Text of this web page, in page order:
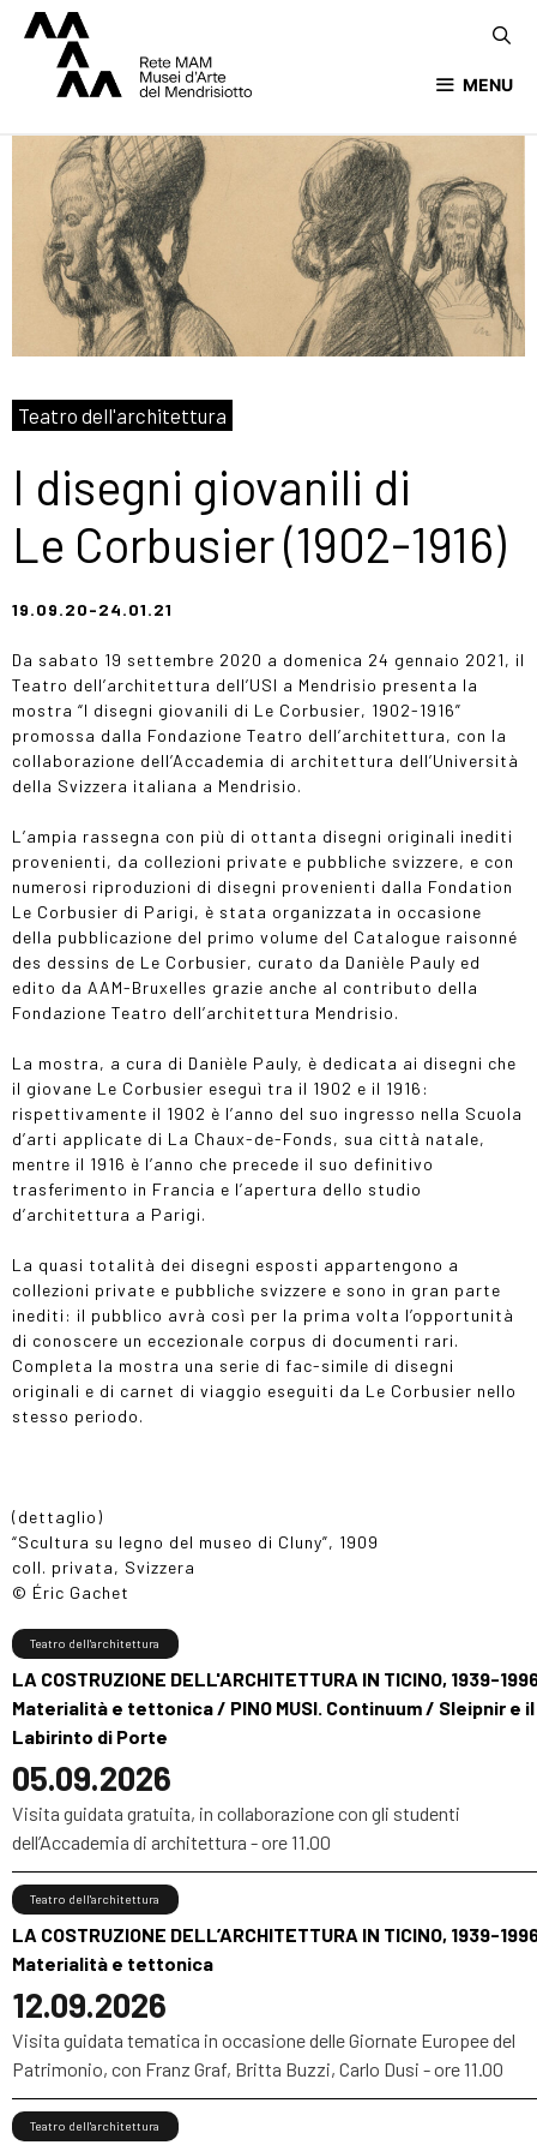
MENU
Teatro dell'architettura
I disegni giovanili di
Le Corbusier (1902-1916)
19.09.20-24.01.21
Da sabato 19 settembre 2020 a domenica 24 gennaio 2021, il
Teatro dell’architettura dell’USI a Mendrisio presenta la
mostra “I disegni giovanili di Le Corbusier, 1902-1916”
promossa dalla Fondazione Teatro dell’architettura, con la
collaborazione dell’Accademia di architettura dell’Università
della Svizzera italiana a Mendrisio.
L’ampia rassegna con più di ottanta disegni originali inediti
provenienti, da collezioni private e pubbliche svizzere, e con
numerosi riproduzioni di disegni provenienti dalla Fondation
Le Corbusier di Parigi, è stata organizzata in occasione
della pubblicazione del primo volume del Catalogue raisonné
des dessins de Le Corbusier, curato da Danièle Pauly ed
edito da AAM-Bruxelles grazie anche al contributo della
Fondazione Teatro dell’architettura Mendrisio.
La mostra, a cura di Danièle Pauly, è dedicata ai disegni che
il giovane Le Corbusier eseguì tra il 1902 e il 1916:
rispettivamente il 1902 è l’anno del suo ingresso nella Scuola
d’arti applicate di La Chaux-de-Fonds, sua città natale,
mentre il 1916 è l’anno che precede il suo definitivo
trasferimento in Francia e l’apertura dello studio
d’architettura a Parigi.
La quasi totalità dei disegni esposti appartengono a
collezioni private e pubbliche svizzere e sono in gran parte
inediti: il pubblico avrà così per la prima volta l’opportunità
di conoscere un eccezionale corpus di documenti rari.
Completa la mostra una serie di fac-simile di disegni
originali e di carnet di viaggio eseguiti da Le Corbusier nello
stesso periodo.
(dettaglio)
“Scultura su legno del museo di Cluny”, 1909
coll. privata, Svizzera
© Éric Gachet
LA COSTRUZIONE DELL'ARCHITETTURA IN TICINO, 1939-
Materialità e tettonica / PINO MUSI. Continuum / Sleipnir e il
Labirinto di Porte
05.09.2026
Teatro dell'architettura
Visita guidata gratuita, in collaborazione con gli studenti
dell’Accademia di architettura - ore 11.00
LA COSTRUZIONE DELL’ARCHITETTURA IN TICINO, 1939-
Materialità e tettonica
12.09.2026
Teatro dell'architettura
Visita guidata tematica in occasione delle Giornate Europee del
Patrimonio, con Franz Graf, Britta Buzzi, Carlo Dusi - ore 11.00
Teatro dell'architettura